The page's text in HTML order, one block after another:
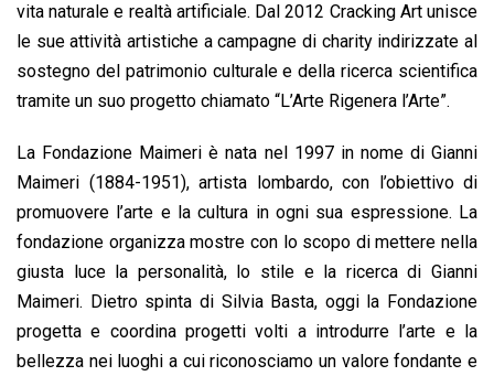
vita naturale e realtà artificiale. Dal 2012 Cracking Art unisce
le sue attività artistiche a campagne di charity indirizzate al
sostegno del patrimonio culturale e della ricerca scientifica
tramite un suo progetto chiamato “L’Arte Rigenera l’Arte”.
La Fondazione Maimeri è nata nel 1997 in nome di Gianni
Maimeri (1884-1951), artista lombardo, con l’obiettivo di
promuovere l’arte e la cultura in ogni sua espressione. La
fondazione organizza mostre con lo scopo di mettere nella
giusta luce la personalità, lo stile e la ricerca di Gianni
Maimeri. Dietro spinta di Silvia Basta, oggi la Fondazione
progetta e coordina progetti volti a introdurre l’arte e la
bellezza nei luoghi a cui riconosciamo un valore fondante e